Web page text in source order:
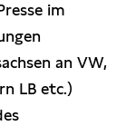
im
an VW,
LB etc.)